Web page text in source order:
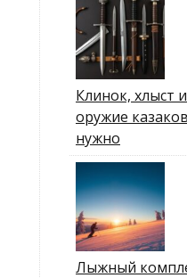
Клинок, хлыст
оружие
нужно
Лыжный